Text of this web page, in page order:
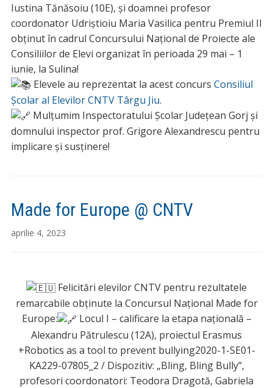
Iustina Tănăsoiu (10E), și doamnei profesor
coordonator Udriștioiu Maria Vasilica pentru Premiul II
obținut în cadrul Concursului Național de Proiecte ale
Consiliilor de Elevi organizat în perioada 29 mai – 1
iunie, la Sulina!
Elevele au reprezentat la acest concurs Consiliul
Școlar al Elevilor CNTV Târgu Jiu.
Mulțumim Inspectoratului Școlar Județean Gorj și
domnului inspector prof. Grigore Alexandrescu pentru
implicare și susținere!
Made for Europe @ CNTV
aprilie 4, 2023
Felicitări elevilor CNTV pentru rezultatele
remarcabile obținute la Concursul Național Made for
Europe:
Locul I – calificare la etapa națională –
Alexandru Pătrulescu (12A), proiectul Erasmus
+Robotics as a tool to prevent bullying2020-1-SE01-
KA229-07805_2 / Dispozitiv: „Bling, Bling Bully”,
profesori coordonatori: Teodora Dragotă, Gabriela